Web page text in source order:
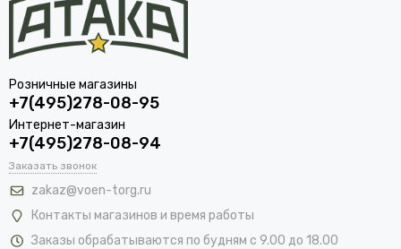
Розничные магазины
+7(495)278-08-95
Интернет-магазин
+7(495)278-08-94
Заказать звонок
zakaz@voen-torg.ru
Контакты магазинов и время работы
Заказы обрабатываются по будням с 9.00 до 18.00